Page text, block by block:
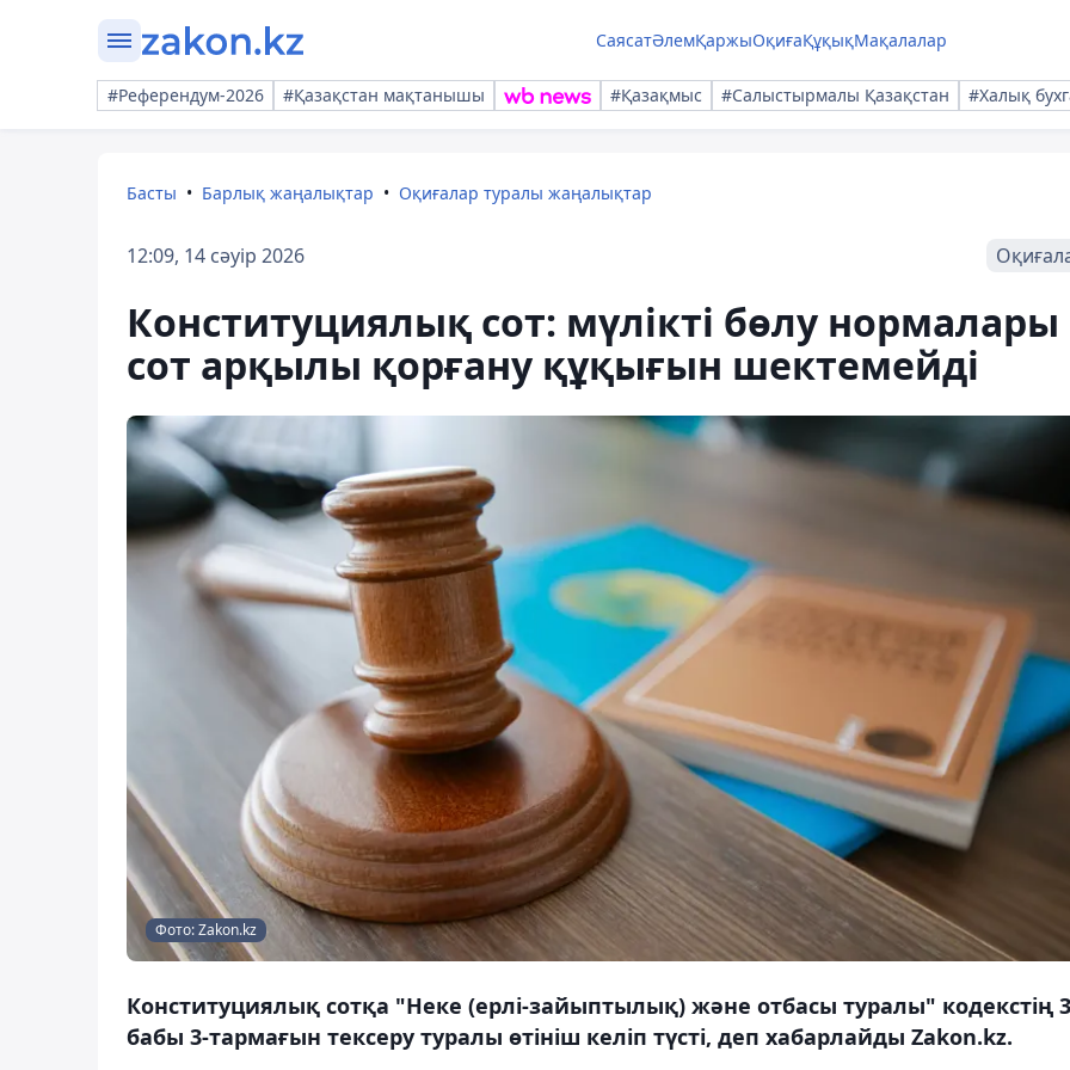
СаясатӘлемҚаржыОқиғаҚұқықМақалалар
#Референдум-2026 #Қазақстан мақтанышы #Қазақмыс #Салыстырмалы Қазақстан #Халық
Басты Барлық жаңалықтар Оқиғалар туралы жаңалықтар
12:09, 14 сәуір 2026
Конституциялық сот: мүлікті бөлу нормалары
сот арқылы қорғану құқығын шектемейді
Фото: Zakon.kz
Конституциялық сотқа "Неке (ерлі-зайыптылық) және отбасы туралы" кодекстің
бабы 3-тармағын тексеру туралы өтініш келіп түсті, деп хабарлайды Zakon.kz.